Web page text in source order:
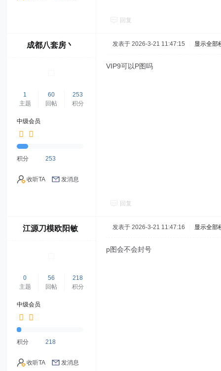
回复
成都八套房丶
1
主题
60
回帖
253
积分
中级会员
积分 253
收听TA 发消息
发表于 2026-3-21 11:47:15 显示全部
VIP9可以P图吗
回复
江源刀模欧阳敏
0
主题
56
回帖
218
积分
中级会员
积分 218
收听TA 发消息
发表于 2026-3-21 11:47:16 显示全部
p图会不会封号